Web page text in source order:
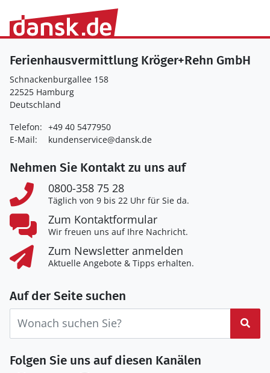
Ferienhausvermittlung Kröger+Rehn GmbH
Schnackenburgallee 158
22525 Hamburg
Deutschland
Telefon: +49 40 5477950
E-Mail:
kundenservice@dansk.de
Nehmen Sie Kontakt zu uns auf
0800-358 75 28
Täglich von 9 bis 22 Uhr für Sie da.
Zum Kontaktformular
Wir freuen uns auf Ihre Nachricht.
Zum Newsletter anmelden
Aktuelle Angebote & Tipps erhalten.
Auf der Seite suchen
Folgen Sie uns auf diesen Kanälen